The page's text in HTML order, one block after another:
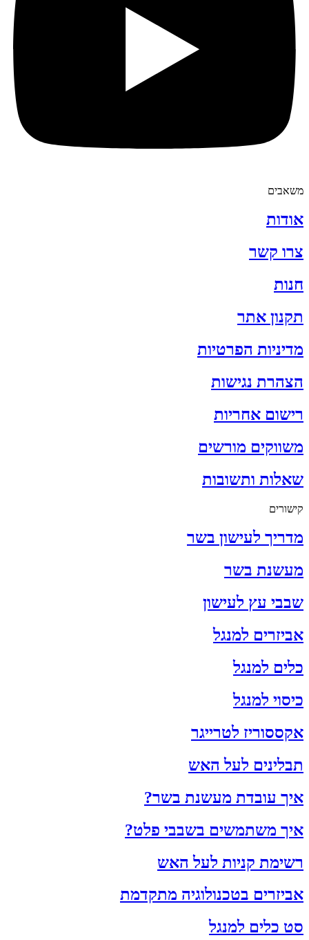
משאבים
אודות
צרו קשר
חנות
תקנון אתר
מדיניות הפרטיות
הצהרת נגישות
רישום אחריות
משווקים מורשים
שאלות ותשובות
קישורים
מדריך לעישון בשר
מעשנת בשר
שבבי עץ לעישון
אביזרים למנגל
כלים למנגל
כיסוי למנגל
אקססוריז לטרייגר
תבלינים לעל האש
איך עובדת מעשנת בשר?
איך משתמשים בשבבי פלט?
רשימת קניות לעל האש
אביזרים בטכנולוגיה מתקדמת
סט כלים למנגל